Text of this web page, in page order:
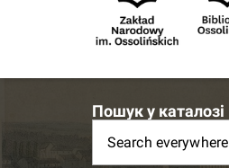
Пошук у каталозі
Search everywhere